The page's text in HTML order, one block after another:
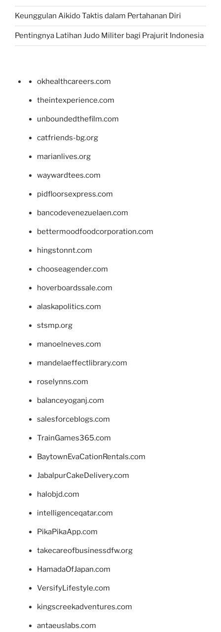
Keunggulan Aikido Taktis dalam Pertahanan Diri
Pentingnya Latihan Judo Militer bagi Prajurit Indonesia
okhealthcareers.com
theintexperience.com
unboundedthefilm.com
catfriends-bg.org
marianlives.org
waywardtees.com
pidfloorsexpress.com
bancodevenezuelaen.com
bettermoodfoodcorporation.com
hingstonnt.com
chooseagender.com
hoverboardssale.com
alaskapolitics.com
stsmp.org
manoelneves.com
mandelaeffectlibrary.com
roselynns.com
balanceyoganj.com
salesforceblogs.com
TrainGames365.com
BaytownEvaCationRentals.com
JabalpurCakeDelivery.com
halobjd.com
intelligenceqatar.com
PikaPikaApp.com
takecareofbusinessdfw.org
HamadaOfJapan.com
VersifyLifestyle.com
kingscreekadventures.com
antaeuslabs.com